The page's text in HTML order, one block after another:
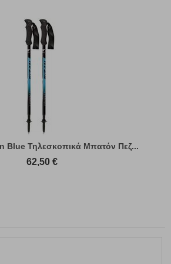
Blue Τηλεσκοπικά Μπατόν Πεζ...
62,50 €